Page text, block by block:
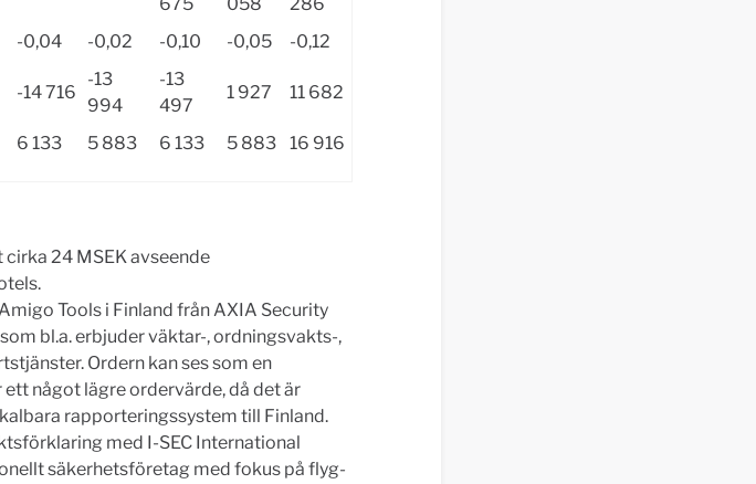
-0,04 -0,02 -0,10 -0,05
-0,12
-14 716
-13
994
-13
497
1 927 11 682
6 133 5 883 6 133 5 883 16 916
24 MSEK avseende
Tools i Finland från AXIA Security
bl.a. erbjuder väktar-, ordningsvakts-,
Ordern kan ses som en
något lägre ordervärde, då det är
rapporteringssystem till Finland.
med I-SEC International
säkerhetsföretag med fokus på flyg-